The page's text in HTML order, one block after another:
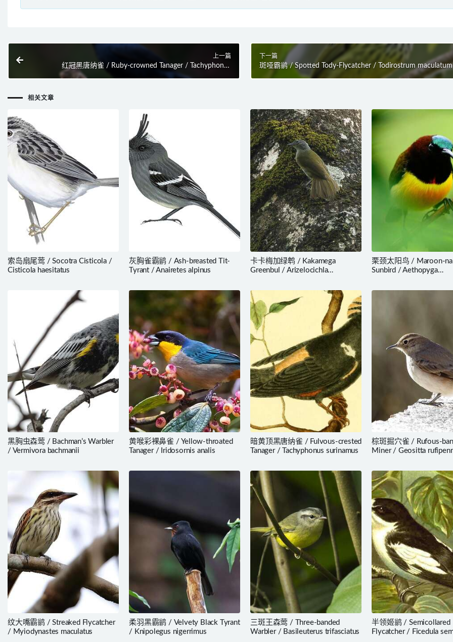
上一篇
红冠黑唐纳雀 / Ruby-crowned Tanager / Tachyphonus
下一篇
斑哑霸鹟 / Spotted Tody-Flycatcher / Todirostrum maculatum
相关文章
索岛扇尾莺 / Socotra Cisticola /
Cisticola haesitatus
灰胸雀霸鹟 / Ash-breasted Tit-
Tyrant / Anairetes alpinus
卡卡梅加绿鹎 / Kakamega
Greenbul / Arizelocichla
栗颈太阳鸟 / Maroon-
Sunbird / Aethopyga
黑胸虫森莺 / Bachman’s Warbler
/ Vermivora bachmanii
黄喉彩裸鼻雀 / Yellow-throated
Tanager / Iridosornis analis
暗黄顶黑唐纳雀 / Fulvous-crested
Tanager / Tachyphonus surinamus
棕斑掘穴雀 / Rufous-
Miner / Geositta
纹大嘴霸鹟 / Streaked Flycatcher
/ Myiodynastes maculatus
柔羽黑霸鹟 / Velvety Black Tyrant
/ Knipolegus nigerrimus
三斑王森莺 / Three-banded
Warbler / Basileuterus trifasciatus
半领姬鹟 / Semicollared
Flycatcher / Ficedula